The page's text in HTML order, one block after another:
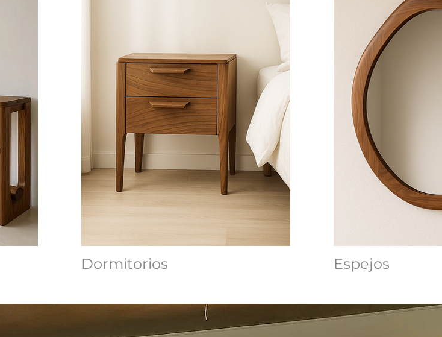
Dormitorios Espejos